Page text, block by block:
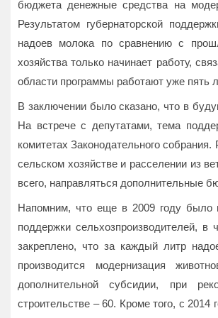
бюджета денежные средства на
Результатом губернаторской
надоев молока по сравнению с
хозяйства только начинает работу,
области программы работают уже пять
В заключении было сказано, что в
На встрече с депутатами, тема
комитетах Законодательного
сельском хозяйстве и расселении из
всего, направляться дополнительные
Напомним, что еще в 2009 году было
поддержки сельхозпроизводителей, в
закреплено, что за каждый литр
производится модернизация
дополнительной субсидии, при
строительстве – 60. Кроме того, с 2014